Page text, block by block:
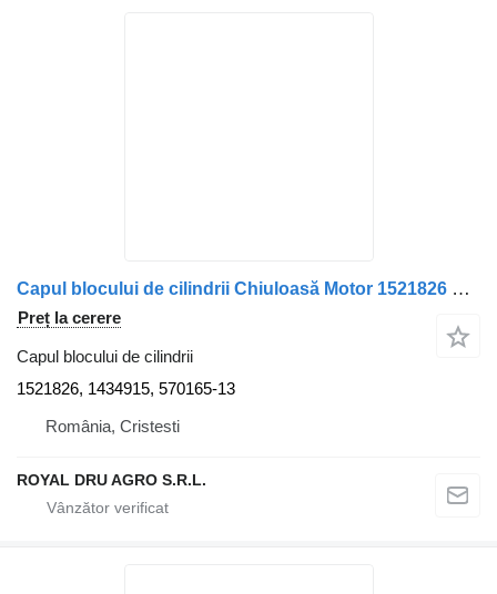
Capul blocului de cilindrii Chiuloasă Motor 1521826 pentru camion Scania 1521826 / 1434915 / 570165-13
Preț la cerere
Capul blocului de cilindrii
1521826, 1434915, 570165-13
România, Cristesti
ROYAL DRU AGRO S.R.L.